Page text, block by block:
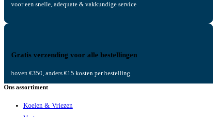
voor een snelle, adequate & vakkundige service
Gratis verzending voor alle bestellingen
boven €350, anders €15 kosten per bestelling
Ons assortiment
Koelen & Vriezen